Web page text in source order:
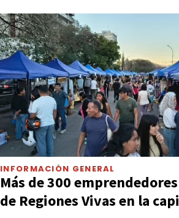
INFORMACIÓN GENERAL
Más de 300
de Regiones Vivas en la